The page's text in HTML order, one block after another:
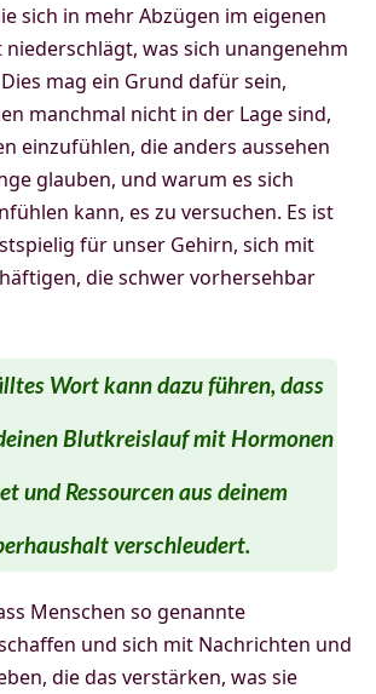
sich in mehr Abzügen im eigenen
was sich unangenehm
mag ein Grund dafür sein,
manchmal nicht in der Lage sind,
einzufühlen, die anders aussehen
glauben, und warum es sich
kann, es zu versuchen. Es ist
für unser Gehirn, sich mit
die schwer vorhersehbar
Wort kann dazu führen, dass
Blutkreislauf mit Hormonen
und Ressourcen aus deinem
verschleudert.
Menschen so genannte
und sich mit Nachrichten und
die das verstärken, was sie